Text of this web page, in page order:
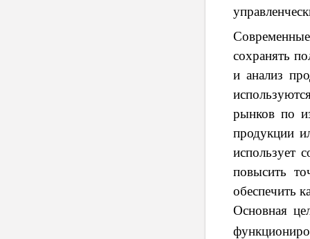
сохранять
и анализ
рынков по
продукции
использует
повысить
обеспечить
Основная